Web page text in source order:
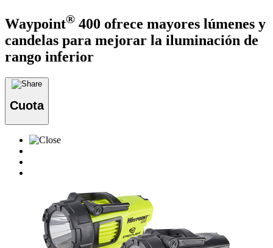
Waypoint® 400 ofrece mayores lúmenes y
candelas para mejorar la iluminación de
rango inferior
Cuota